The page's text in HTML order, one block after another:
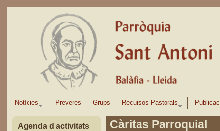
Notícies Preveres Grups Recursos Pastorals
Agenda d'activitats Càritas Parroquial